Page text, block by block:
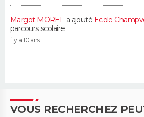
Margot MORELa ajouté Ecole
parcours scolaire
il y a 10 ans
VOUS RECHERCHEZ